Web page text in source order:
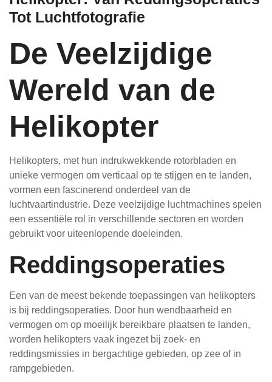
Tot Luchtfotografie
De Veelzijdige
Wereld van de
Helikopter
Helikopters, met hun indrukwekkende rotorbladen en
unieke vermogen om verticaal op te stijgen en te landen,
vormen een fascinerend onderdeel van de
luchtvaartindustrie. Deze veelzijdige luchtmachines spelen
een essentiële rol in verschillende sectoren en worden
gebruikt voor uiteenlopende doeleinden.
Reddingsoperaties
Een van de meest bekende toepassingen van helikopters
is bij reddingsoperaties. Door hun wendbaarheid en
vermogen om op moeilijk bereikbare plaatsen te landen,
worden helikopters vaak ingezet bij zoek- en
reddingsmissies in bergachtige gebieden, op zee of in
rampgebieden.